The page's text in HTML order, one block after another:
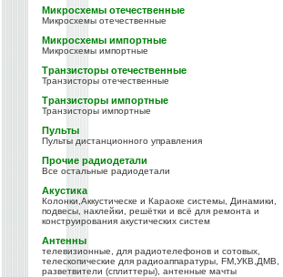
Микросхемы отечественные
Микросхемы отечественные
Микросхемы импортные
Микросхемы импортные
Транзисторы отечественные
Транзисторы отечественные
Транзисторы импортные
Транзисторы импортные
Пульты
Пульты дистанционного управления
Прочие радиодетали
Все остальные радиодетали
Акустика
Колонки,Аккустическе и Караоке системы, Динамики,
подвесы, наклейки, решётки и всё для ремонта и
конструирования акустических систем
Антенны
телевизионные, для радиотелефонов и сотовых,
телескопические для радиоаппаратуры, FM,УКВ,ДМВ,
разветвители (сплиттеры), антенные мачты